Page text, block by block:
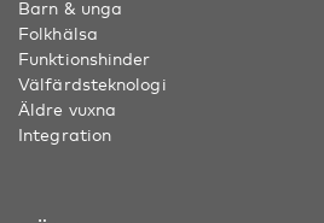
Barn & unga
Folkhälsa
Funktionshinder
Välfärdsteknologi
Äldre vuxna
Integration